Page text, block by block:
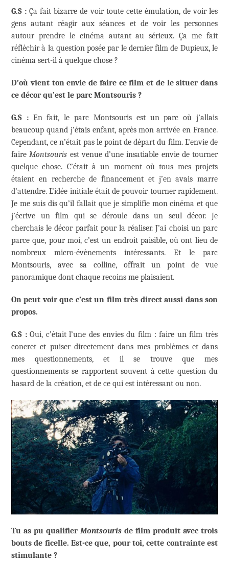
G.S : Ça fait bizarre de voir toute cette émulation, de voir les
gens autant réagir aux séances et de voir les personnes
autour prendre le cinéma autant au sérieux. Ça me fait
réfléchir à la question posée par le dernier film de Dupieux, le
cinéma sert-il à quelque chose ?
D’où vient ton envie de faire ce film et de le situer dans
ce décor qu’est le parc Montsouris ?
G.S :En fait, le parc Montsouris est un parc où j’allais
beaucoup quand j’étais enfant, après mon arrivée en France.
Cependant, ce n’était pas le point de départ du film. L’envie de
faireMontsouris est venue d’une insatiable envie de tourner
quelque chose. C’était à un moment où tous mes projets
étaient en recherche de financement et j’en avais marre
d’attendre. L’idée initiale était de pouvoir tourner rapidement.
Je me suis dis qu’il fallait que je simplifie mon cinéma et que
j’écrive un film qui se déroule dans un seul décor. Je
cherchais le décor parfait pour la réaliser. J’ai choisi un parc
parce que, pour moi, c’est un endroit paisible, où ont lieu de
nombreux micro-évènements intéressants. Et le parc
Montsouris, avec sa colline, offrait un point de vue
panoramique dont chaque recoins me plaisaient.
On peut voir que c’est un film très direct aussi dans son
propos.
G.S :Oui, c’était l’une des envies du film : faire un film très
concret et puiser directement dans mes problèmes et dans
mes questionnements, et il se trouve que mes
questionnements se rapportent souvent à cette question du
hasard de la création, et de ce qui est intéressant ou non.
Tu as pu qualifier Montsouris de film produit avec trois
bouts de ficelle. Est-ce que, pour toi, cette contrainte est
stimulante ?